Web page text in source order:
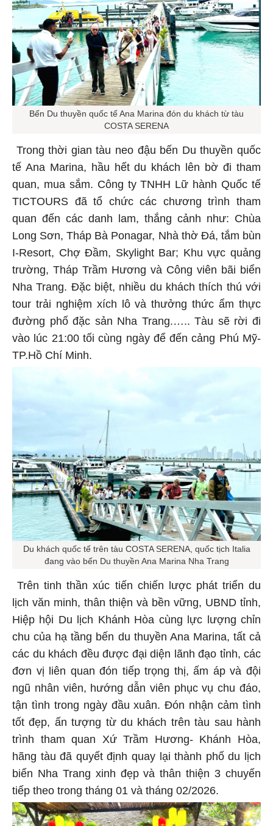
Bến Du thuyền quốc tế Ana Marina đón du khách từ tàu
COSTA SERENA
Trong thời gian tàu neo đậu bến Du thuyền quốc
tế Ana Marina, hầu hết du khách lên bờ đi tham
quan, mua sắm. Công ty TNHH Lữ hành Quốc tế
TICTOURS đã tổ chức các chương trình tham
quan đến các danh lam, thắng cảnh như: Chùa
Long Sơn, Tháp Bà Ponagar, Nhà thờ Đá, tắm bùn
I-Resort, Chợ Đầm, Skylight Bar; Khu vực quảng
trường, Tháp Trầm Hương và Công viên bãi biển
Nha Trang. Đặc biệt, nhiều du khách thích thú với
tour trải nghiệm xích lô và thưởng thức ẩm thực
đường phố đặc sản Nha Trang.….. Tàu sẽ rời đi
vào lúc 21:00 tối cùng ngày để đến cảng Phú Mỹ-
TP.Hồ Chí Minh.
Du khách quốc tế trên tàu COSTA SERENA, quốc tịch Italia
đang vào bến Du thuyền Ana Marina Nha Trang
Trên tinh thần xúc tiến chiến lược phát triển du
lịch văn minh, thân thiện và bền vững, UBND tỉnh,
Hiệp hội Du lịch Khánh Hòa cùng lực lượng chỉn
chu của hạ tầng bến du thuyền Ana Marina, tất cả
các du khách đều được đại diện lãnh đạo tỉnh, các
đơn vị liên quan đón tiếp trọng thị, ấm áp và đội
ngũ nhân viên, hướng dẫn viên phục vụ chu đáo,
tận tình trong ngày đầu xuân. Đón nhận cảm tình
tốt đẹp, ấn tượng từ du khách trên tàu sau hành
trình tham quan Xứ Trầm Hương- Khánh Hòa,
hãng tàu đã quyết định quay lại thành phố du lịch
biển Nha Trang xinh đẹp và thân thiện 3 chuyến
tiếp theo trong tháng 01 và tháng 02/2026.